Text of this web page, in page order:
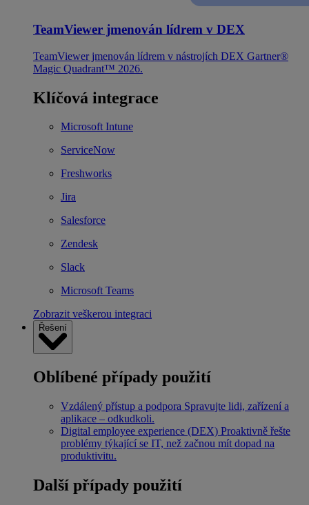
TeamViewer jmenován lídrem v DEX
TeamViewer jmenován lídrem v nástrojích DEX Gartner®
Magic Quadrant™ 2026.
Klíčová integrace
Microsoft Intune
ServiceNow
Freshworks
Jira
Salesforce
Zendesk
Slack
Microsoft Teams
Zobrazit veškerou integraci
Řešení
Oblíbené případy použití
Vzdálený přístup a podpora Spravujte lidi, zařízení a
aplikace – odkudkoli.
Digital employee experience (DEX) Proaktivně řešte
problémy týkající se IT, než začnou mít dopad na
produktivitu.
Další případy použití